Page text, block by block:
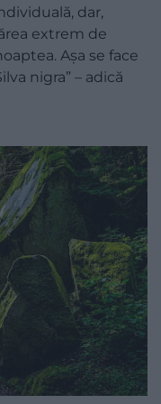
dar,
extrem de
Așa se face
nigra” – adică